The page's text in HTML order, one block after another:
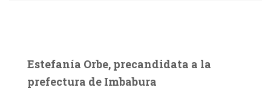
Estefanía Orbe, precandidata a la
prefectura de Imbabura